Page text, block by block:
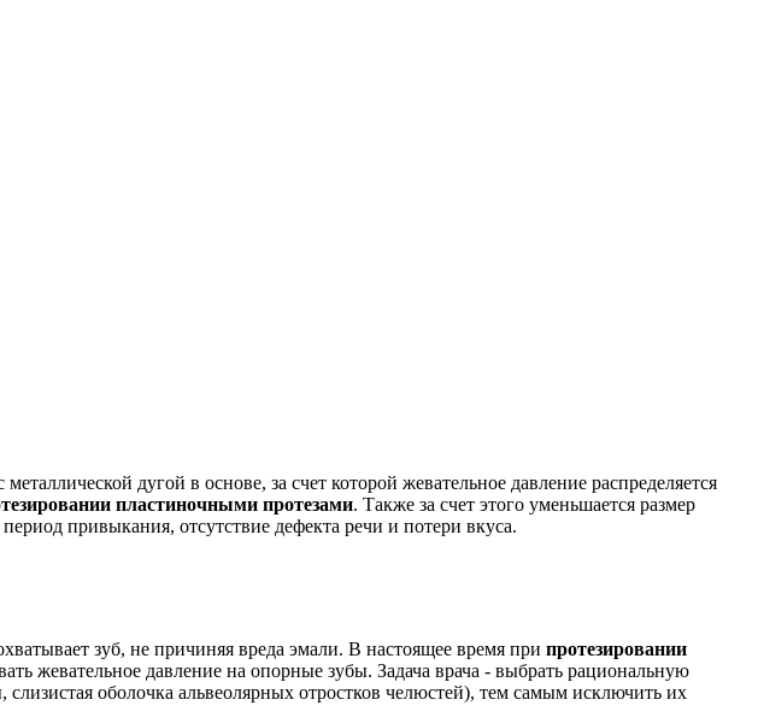
дугой в основе, за счет которой жевательное давление распределяется
пластиночными протезами. Также за счет этого уменьшается размер
привыкания, отсутствие дефекта речи и потери вкуса.
зуб, не причиняя вреда эмали. В настоящее время при протезировании
жевательное давление на опорные зубы. Задача врача - выбрать рациональную
оболочка альвеолярных отростков челюстей), тем самым исключить их